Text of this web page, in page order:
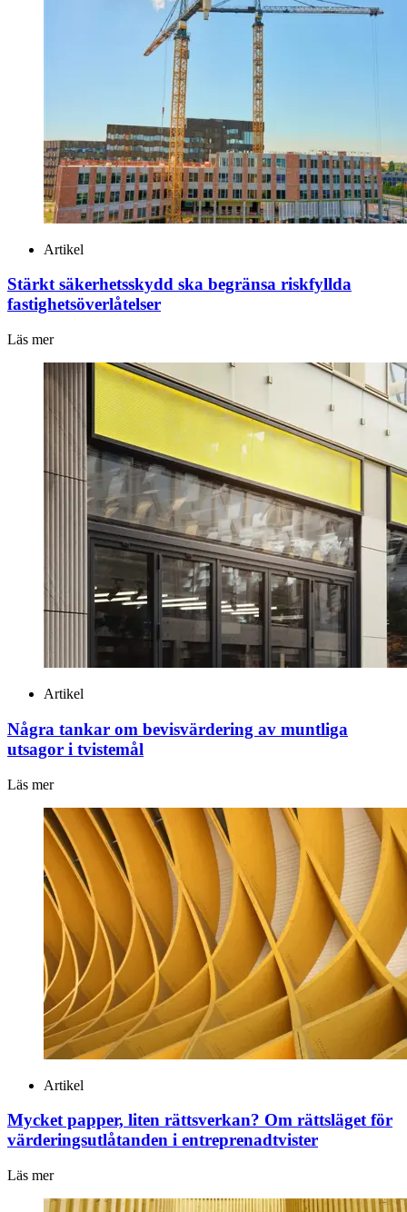
Artikel
Stärkt säkerhetsskydd ska begränsa riskfyllda
fastighetsöverlåtelser
Läs mer
Artikel
Några tankar om bevisvärdering av muntliga
utsagor i tvistemål
Läs mer
Artikel
Mycket papper, liten rättsverkan? Om rättsläget för
värderingsutlåtanden i entreprenadtvister
Läs mer